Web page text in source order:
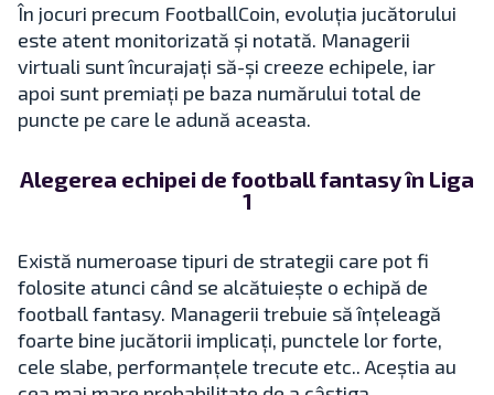
În jocuri precum FootballCoin, evoluția jucătorului
este atent monitorizată și notată. Managerii
virtuali sunt încurajați să-și creeze echipele, iar
apoi sunt premiați pe baza numărului total de
puncte pe care le adună aceasta.
Alegerea echipei de football fantasy în Liga
1
Există numeroase tipuri de strategii care pot fi
folosite atunci când se alcătuiește o echipă de
football fantasy. Managerii trebuie să înțeleagă
foarte bine jucătorii implicați, punctele lor forte,
cele slabe, performanțele trecute etc.. Aceștia au